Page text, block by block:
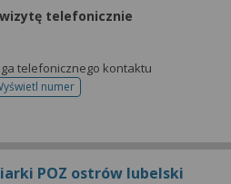
telefonicznie
telefonicznego kontaktu
numer
telefonu do rejestracji
POZ ostrów lubelski